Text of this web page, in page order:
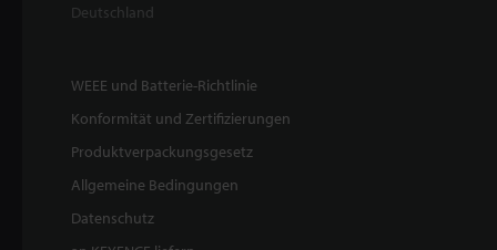
Deutschland
WEEE und Batterie-Richtlinie
Konformität und Zertifizierungen
Produktverpackungsgesetz
Allgemeine Bedingungen
Datenschutz